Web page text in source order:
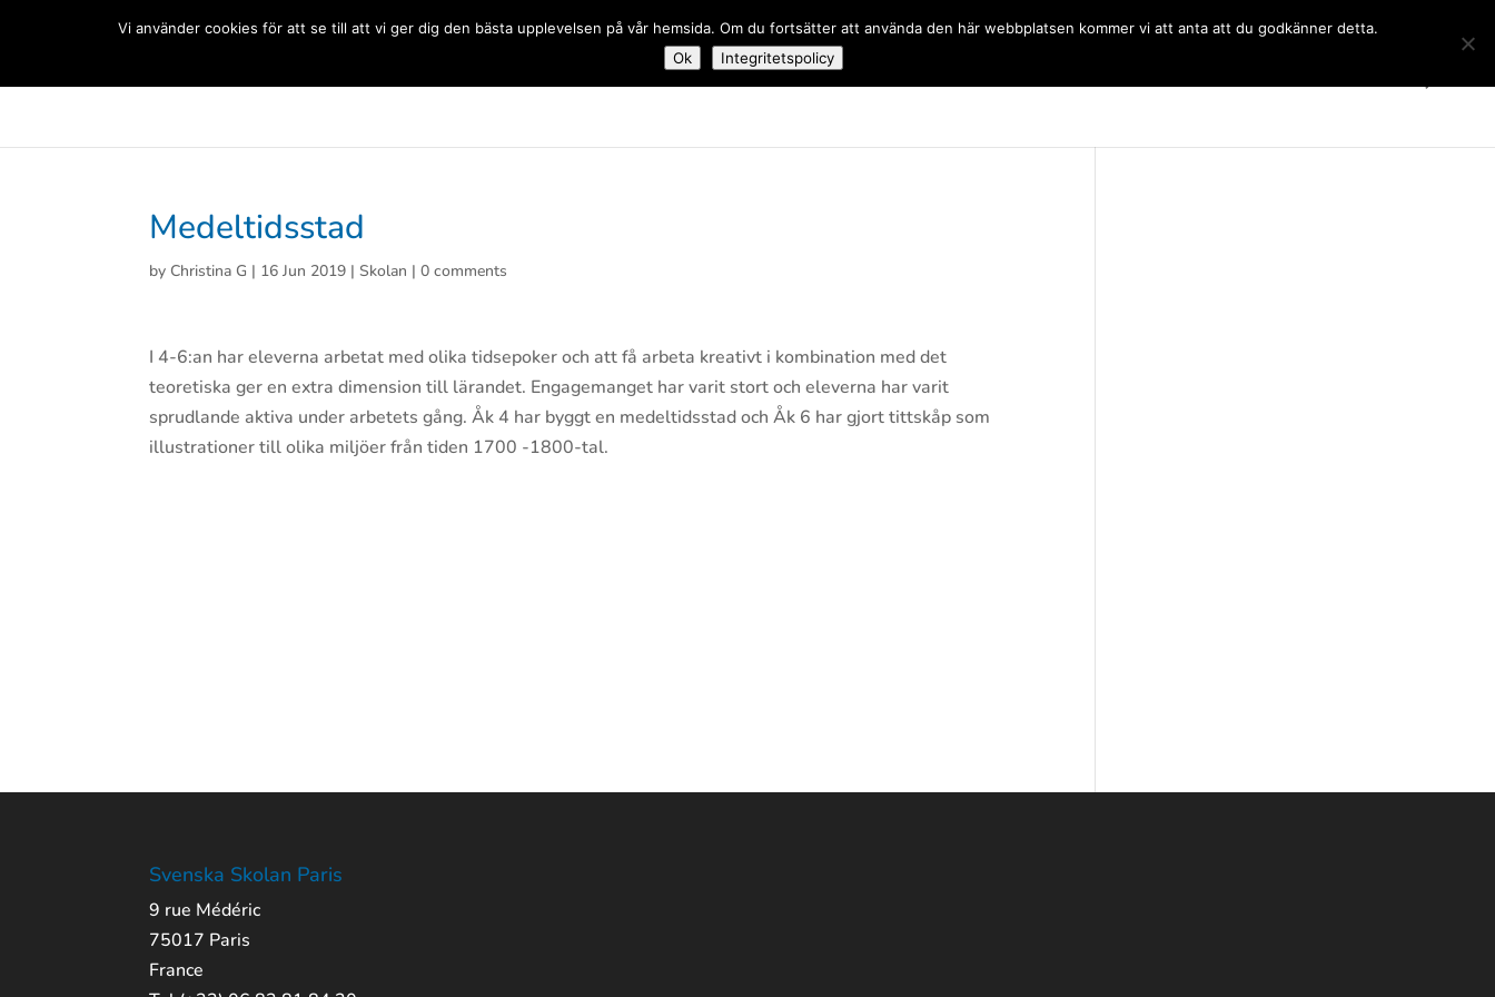
Medeltidsstad
by Christina G | 16 Jun 2019 |Skolan |0 comments
I 4-6:an har eleverna arbetat med olika tidsepoker och att få arbeta kreativt i kombination med det
teoretiska ger en extra dimension till lärandet. Engagemanget har varit stort och eleverna har varit
sprudlande aktiva under arbetets gång. Åk 4 har byggt en medeltidsstad och Åk 6 har gjort tittskåp som
illustrationer till olika miljöer från tiden 1700 -1800-tal.
Svenska Skolan Paris
9 rue Médéric
75017 Paris
France
Vi använder cookies för att se till att vi ger dig den bästa upplevelsen på vår hemsida. Om du fortsätter att använda den här webbplatsen kommer vi att anta att du godkänner detta.
Ok
Integritetspolicy